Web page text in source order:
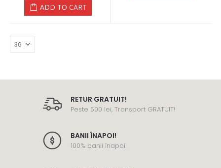
ADD TO CART
RETUR GRATUIT!
Peste 500 lei, Transport GRATUIT!
BANII ÎNAPOI!
100% banii înapoi!